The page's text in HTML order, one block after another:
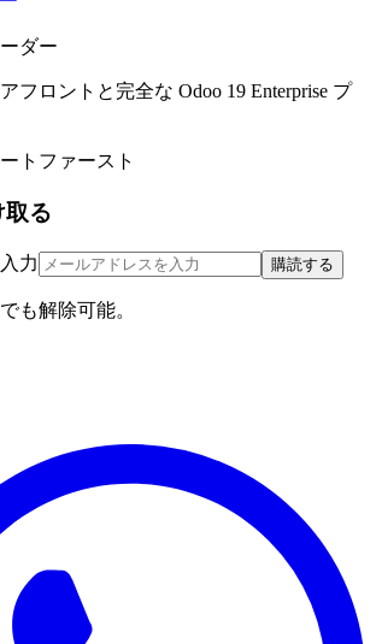
ダー
フロントと完全な Odoo 19 Enterprise プ
トファースト
取る
力 購読する
も解除可能。